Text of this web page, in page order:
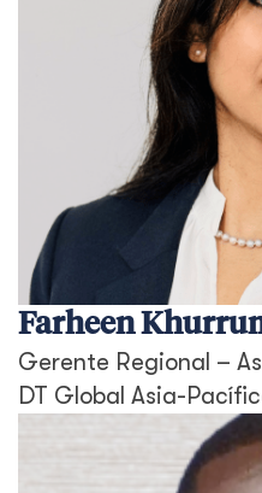
Farheen
Gerente Regional –
DT Global Asia-